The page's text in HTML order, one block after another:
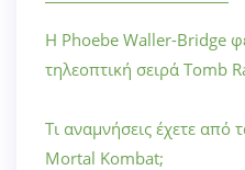
Η Phoebe Waller-Bridge
τηλεοπτική σειρά Tomb
Τι αναμνήσεις έχετε από
Mortal Kombat;